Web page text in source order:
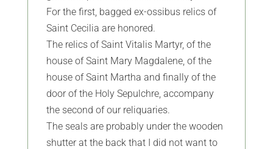
For the first, bagged ex-ossibus relics of
Saint Cecilia are honored.
The relics of Saint Vitalis Martyr, of the
house of Saint Mary Magdalene, of the
house of Saint Martha and finally of the
door of the Holy Sepulchre, accompany
the second of our reliquaries.
The seals are probably under the wooden
shutter at the back that I did not want to